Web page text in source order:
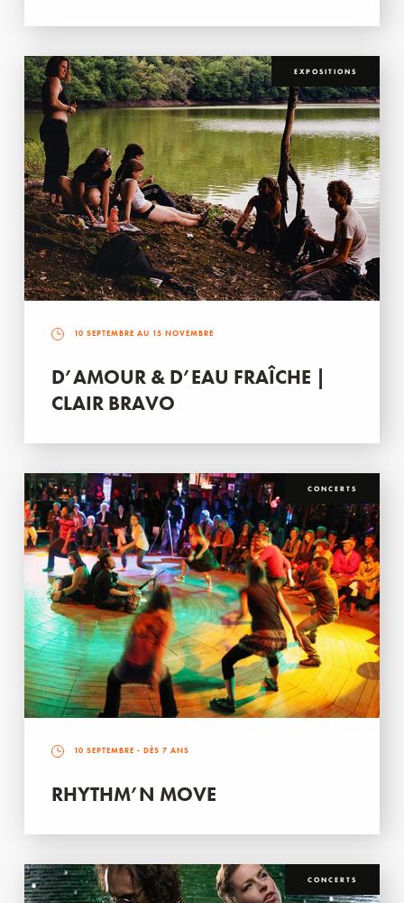
EXPOSITIONS
10 SEPTEMBRE AU 15 NOVEMBRE
D’AMOUR & D’EAU FRAÎCHE |
CLAIR BRAVO
CONCERTS
10 SEPTEMBRE - DÈS 7 ANS
RHYTHM’N MOVE
CONCERTS